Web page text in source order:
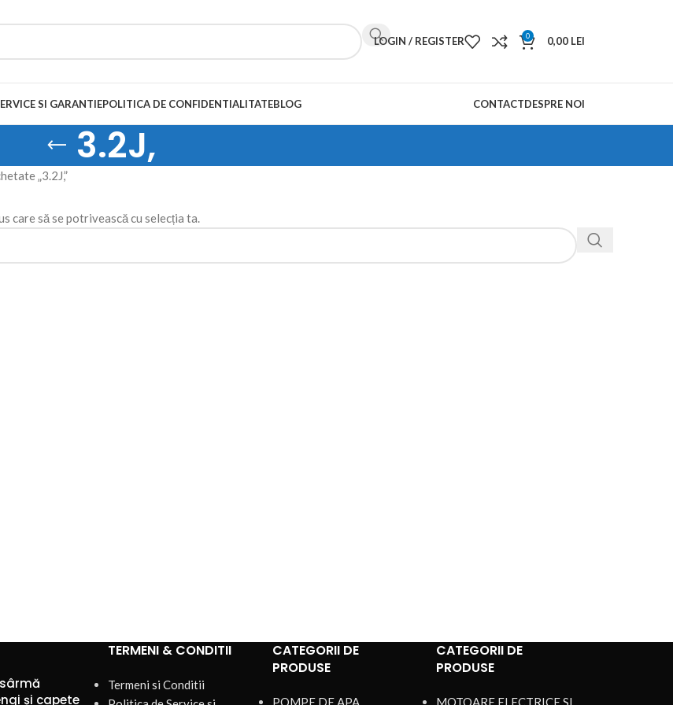
LOGIN / REGISTER 0 0,00 LEI
SI GARANTIEPOLITICA DE CONFIDENTIALITATEBLOG CONTACTDESPRE NOI
3.2J,
„3.2J,”
care să se potrivească cu selecția ta.
și capete
TERMENI & CONDITII
Termeni si Conditii
CATEGORII DE
PRODUSE
POMPE DE APA
CATEGORII DE
PRODUSE
MOTOARE ELECTRICE SI